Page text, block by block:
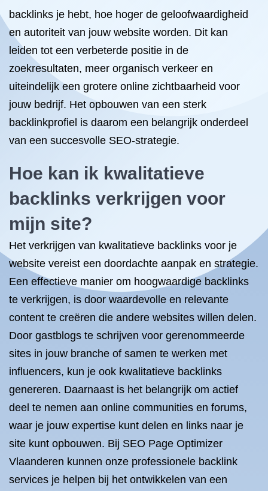
backlinks je hebt, hoe hoger de geloofwaardigheid
en autoriteit van jouw website worden. Dit kan
leiden tot een verbeterde positie in de
zoekresultaten, meer organisch verkeer en
uiteindelijk een grotere online zichtbaarheid voor
jouw bedrijf. Het opbouwen van een sterk
backlinkprofiel is daarom een belangrijk onderdeel
van een succesvolle SEO-strategie.
Hoe kan ik kwalitatieve
backlinks verkrijgen voor
mijn site?
Het verkrijgen van kwalitatieve backlinks voor je
website vereist een doordachte aanpak en strategie.
Een effectieve manier om hoogwaardige backlinks
te verkrijgen, is door waardevolle en relevante
content te creëren die andere websites willen delen.
Door gastblogs te schrijven voor gerenommeerde
sites in jouw branche of samen te werken met
influencers, kun je ook kwalitatieve backlinks
genereren. Daarnaast is het belangrijk om actief
deel te nemen aan online communities en forums,
waar je jouw expertise kunt delen en links naar je
site kunt opbouwen. Bij SEO Page Optimizer
Vlaanderen kunnen onze professionele backlink
services je helpen bij het ontwikkelen van een